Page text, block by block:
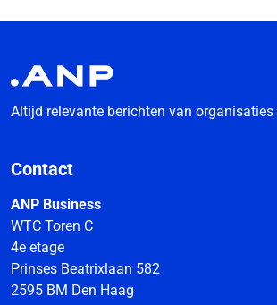
Altijd relevante berichten van
Contact
ANP Business
WTC Toren C
4e etage
Prinses Beatrixlaan 582
2595 BM Den Haag